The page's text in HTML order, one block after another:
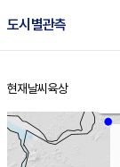
도시별관측
홈
현재날씨 육상